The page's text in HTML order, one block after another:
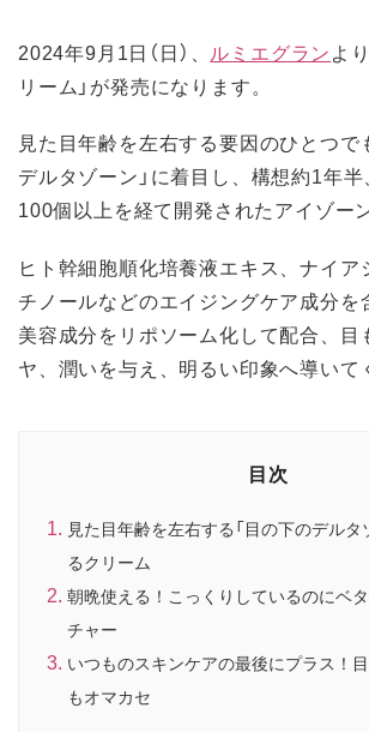
2024年9月1日（日）、 ルミエグランよ
リーム」が発売になります。
見た目年齢を左右する要因のひとつで
デルタゾーン」に着目し、構想約1年
100個以上を経て開発されたアイゾー
ヒト幹細胞順化培養液エキス、ナイア
チノールなどのエイジングケア成分を
美容成分をリポソーム化して配合、目
ヤ、潤いを与え、明るい印象へ導いて
目次
見た目年齢を左右する「目の下のデルタ
るクリーム
朝晩使える！こっくりしているのにベ
チャー
いつものスキンケアの最後にプラス！
もオマカセ